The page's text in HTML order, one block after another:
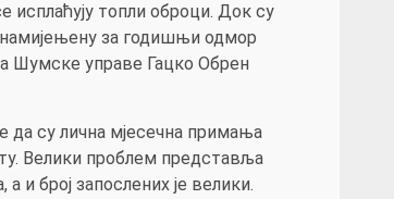
исплаћују топли оброци. Док су
намијењену за годишњи одмор
Шумске управе Гацко Обрен
да су лична мјесечна примања
Велики проблем представља
и број запослених је велики.